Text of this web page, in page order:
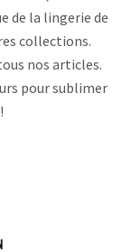
de la lingerie de
collections.
nos articles.
pour sublimer